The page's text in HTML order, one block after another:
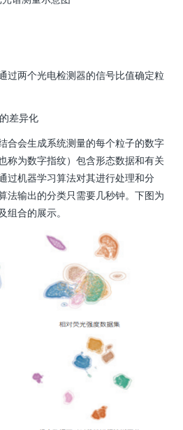
过两个光电检测器的信号比值确定粒
差异化
合会生成系统测量的每个粒子的数字
称为数字指纹）包含形态数据和有关
过机器学习算法对其进行处理和分
法输出的分类只需要几秒钟。下图为
组合的展示。